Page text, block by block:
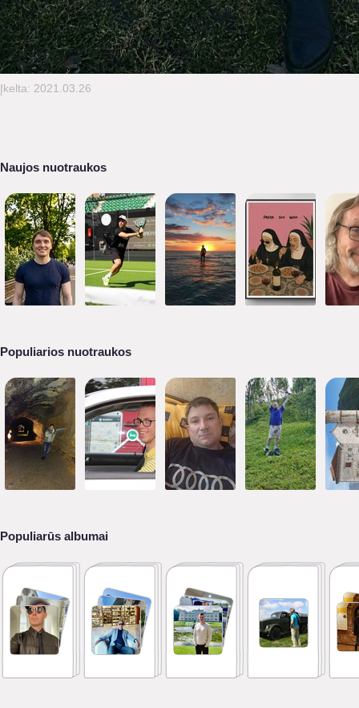
Įkelta: 2021.03.26
Naujos nuotraukos
Populiarios nuotraukos
Populiarūs albumai